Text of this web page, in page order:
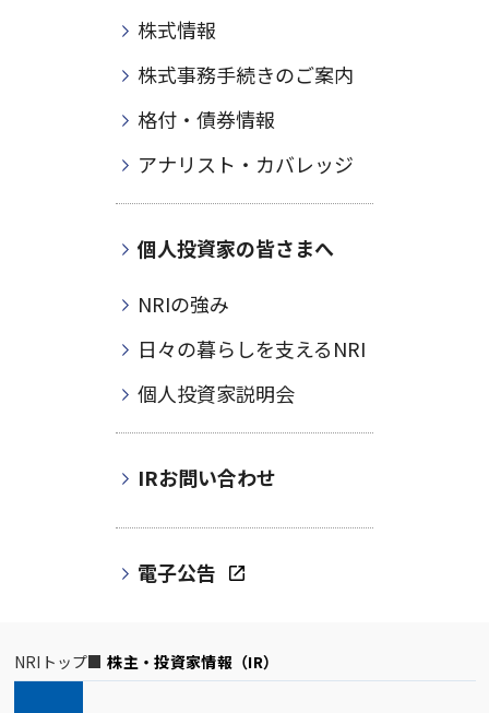
株式情報
株式事務手続きのご案内
格付・債券情報
アナリスト・カバレッジ
個人投資家の皆さまへ
NRIの強み
日々の暮らしを支えるNRI
個人投資家説明会
IRお問い合わせ
電子公告
NRIトップ 株主・投資家情報（IR）